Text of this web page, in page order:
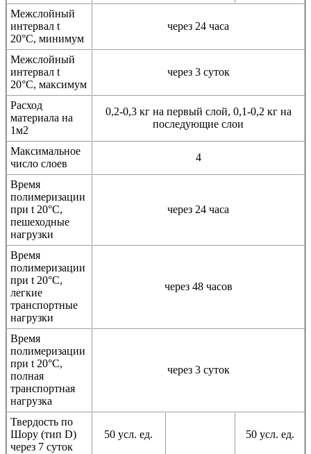
Межслойный
интервал t
20°С, минимум
через 24 часа
Межслойный
интервал t
20°С, максимум
через 3 суток
Расход
материала на
1м2
0,2-0,3 кг на первый слой, 0,1-0,2 кг на
последующие слои
Максимальное
число слоев
4
Время
полимеризации
при t 20°C,
пешеходные
нагрузки
через 24 часа
Время
полимеризации
при t 20°C,
легкие
транспортные
нагрузки
через 48 часов
Время
полимеризации
при t 20°C,
полная
транспортная
нагрузка
через 3 суток
Твердость по
Шору (тип D)
через 7 суток
50 усл. ед. 50 усл. ед.